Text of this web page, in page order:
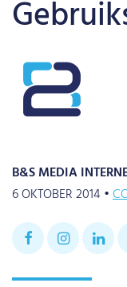
B&S MEDIA
6 OKTOBER 2014 •